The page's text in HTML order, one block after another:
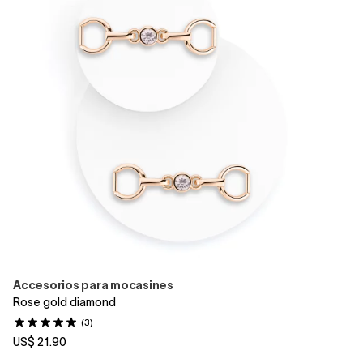
Accesorios para mocasines
Rose gold diamond
(3)
US$ 21.90